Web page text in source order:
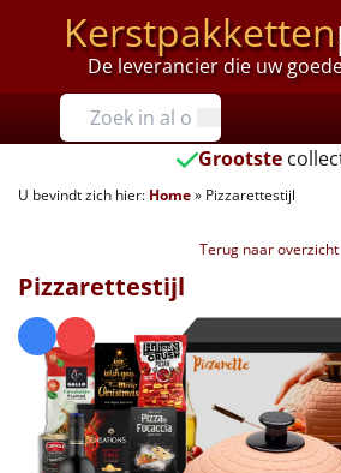
Kerstpakketten
De leverancier die uw
Prijzen
Tot €25
€25 tot €35
€40 tot €45
€45 tot €50
€50 tot €55
Grootste
U bevindt zich hier: Home» Pizzarettestijl
Terug naar overzicht
Pizzarettestijl